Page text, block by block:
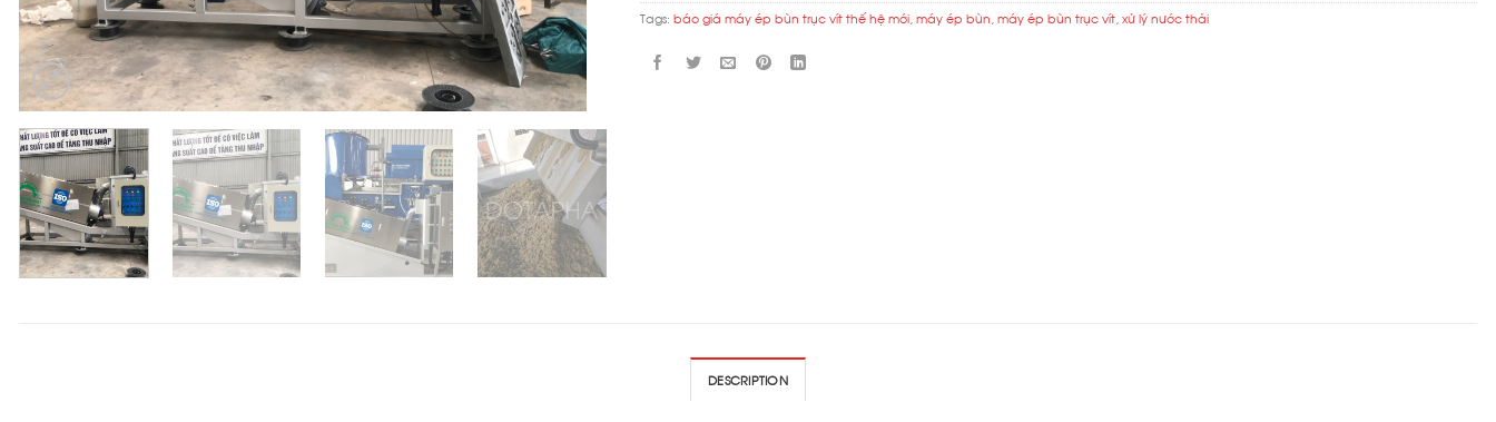
Tags:báo giá máy ép bùn trục vít thế hệ mới,máy ép bùn,máy ép bùn trục vít,xử lý nước thải
DESCRIPTION